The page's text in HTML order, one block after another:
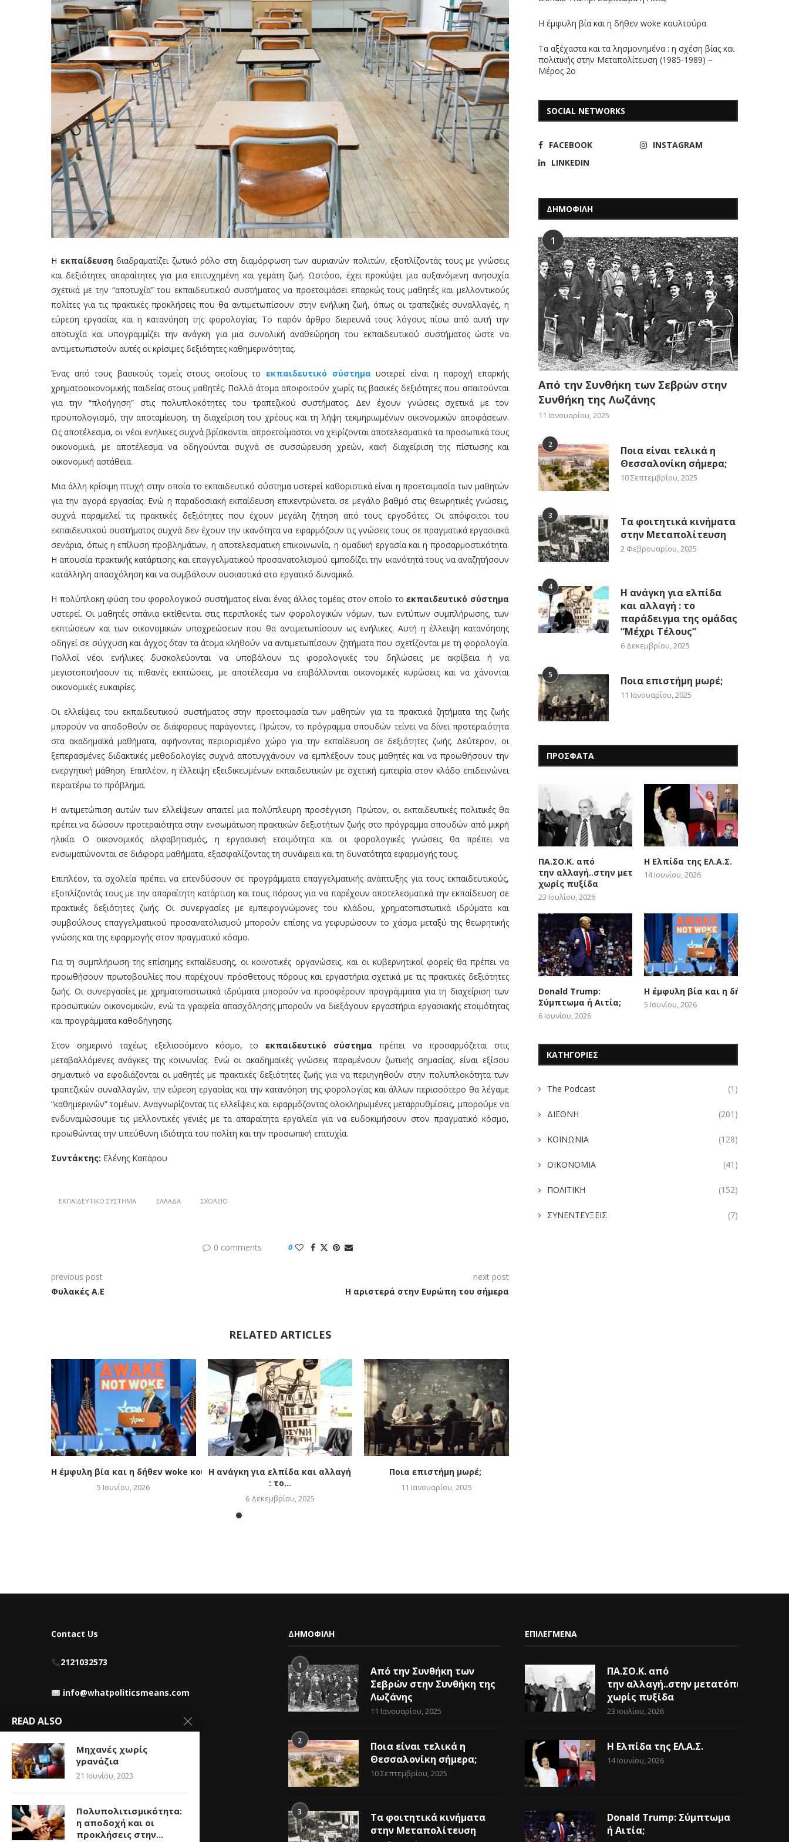
Η εκπαίδευσηδιαδραματίζει ζωτικό ρόλο στη διαμόρφωση των αυριανών πολιτών, εξοπλίζοντάς τους με γνώσεις
και δεξιότητες απαραίτητες για μια επιτυχημένη και γεμάτη ζωή. Ωστόσο, έχει προκύψει μια αυξανόμενη ανησυχία
σχετικά με την “αποτυχία” του εκπαιδευτικού συστήματος να προετοιμάσει επαρκώς τους μαθητές και μελλοντικούς
πολίτες για τις πρακτικές προκλήσεις που θα αντιμετωπίσουν στην ενήλικη ζωή, όπως οι τραπεζικές συναλλαγές, η
εύρεση εργασίας και η κατανόηση της φορολογίας. Το παρόν άρθρο διερευνά τους λόγους πίσω από αυτή την
αποτυχία και υπογραμμίζει την ανάγκη για μια συνολική αναθεώρηση του εκπαιδευτικού συστήματος ώστε να
αντιμετωπιστούν αυτές οι κρίσιμες δεξιότητες καθημερινότητας.
Ένας από τους βασικούς τομείς στους οποίους τοεκπαιδευτικό σύστημα υστερεί είναι η παροχή επαρκής
χρηματοοικονομικής παιδείας στους μαθητές. Πολλά άτομα αποφοιτούν χωρίς τις βασικές δεξιότητες που απαιτούνται
για την “πλοήγηση” στις πολυπλοκότητες του τραπεζικού συστήματος. Δεν έχουν γνώσεις σχετικά με τον
προϋπολογισμό, την αποταμίευση, τη διαχείριση του χρέους και τη λήψη τεκμηριωμένων οικονομικών αποφάσεων.
Ως αποτέλεσμα, οι νέοι ενήλικες συχνά βρίσκονται απροετοίμαστοι να χειρίζονται αποτελεσματικά τα προσωπικά τους
οικονομικά, με αποτέλεσμα να οδηγούνται συχνά σε συσσώρευση χρεών, κακή διαχείριση της πίστωσης και
οικονομική αστάθεια.
Μια άλλη κρίσιμη πτυχή στην οποία το εκπαιδευτικό σύστημα υστερεί καθοριστικά είναι η προετοιμασία των μαθητών
για την αγορά εργασίας. Ενώ η παραδοσιακή εκπαίδευση επικεντρώνεται σε μεγάλο βαθμό στις θεωρητικές γνώσεις,
συχνά παραμελεί τις πρακτικές δεξιότητες που έχουν μεγάλη ζήτηση από τους εργοδότες. Οι απόφοιτοι του
εκπαιδευτικού συστήματος συχνά δεν έχουν την ικανότητα να εφαρμόζουν τις γνώσεις τους σε πραγματικά εργασιακά
σενάρια, όπως η επίλυση προβλημάτων, η αποτελεσματική επικοινωνία, η ομαδική εργασία και η προσαρμοστικότητα.
Η απουσία πρακτικής κατάρτισης και επαγγελματικού προσανατολισμού εμποδίζει την ικανότητά τους να αναζητήσουν
κατάλληλη απασχόληση και να συμβάλουν ουσιαστικά στο εργατικό δυναμικό.
Η πολύπλοκη φύση του φορολογικού συστήματος είναι ένας άλλος τομέας στον οποίο το εκπαιδευτικό σύστημα
υστερεί. Οι μαθητές σπάνια εκτίθενται στις περιπλοκές των φορολογικών νόμων, των εντύπων συμπλήρωσης, των
εκπτώσεων και των οικονομικών υποχρεώσεων που θα αντιμετωπίσουν ως ενήλικες. Αυτή η έλλειψη κατανόησης
οδηγεί σε σύγχυση και άγχος όταν τα άτομα κληθούν να αντιμετωπίσουν ζητήματα που σχετίζονται με τη φορολογία.
Πολλοί νέοι ενήλικες δυσκολεύονται να υποβάλουν τις φορολογικές του δηλώσεις με ακρίβεια ή να
μεγιστοποιήσουν τις πιθανές εκπτώσεις, με αποτέλεσμα να επιβάλλονται οικονομικές κυρώσεις και να χάνονται
οικονομικές ευκαιρίες.
Οι ελλείψεις του εκπαιδευτικού συστήματος στην προετοιμασία των μαθητών για τα πρακτικά ζητήματα της ζωής
μπορούν να αποδοθούν σε διάφορους παράγοντες. Πρώτον, το πρόγραμμα σπουδών τείνει να δίνει προτεραιότητα
στα ακαδημαϊκά μαθήματα, αφήνοντας περιορισμένο χώρο για την εκπαίδευση σε δεξιότητες ζωής. Δεύτερον, οι
ξεπερασμένες διδακτικές μεθοδολογίες συχνά αποτυγχάνουν να εμπλέξουν τους μαθητές και να προωθήσουν την
ενεργητική μάθηση. Επιπλέον, η έλλειψη εξειδικευμένων εκπαιδευτικών με σχετική εμπειρία στον κλάδο επιδεινώνει
περαιτέρω το πρόβλημα.
Η αντιμετώπιση αυτών των ελλείψεων απαιτεί μια πολύπλευρη προσέγγιση. Πρώτον, οι εκπαιδευτικές πολιτικές θα
πρέπει να δώσουν προτεραιότητα στην ενσωμάτωση πρακτικών δεξιοτήτων ζωής στο πρόγραμμα σπουδών από μικρή
ηλικία. Ο οικονομικός αλφαβητισμός, η εργασιακή ετοιμότητα και οι φορολογικές γνώσεις θα πρέπει να
ενσωματώνονται σε διάφορα μαθήματα, εξασφαλίζοντας τη συνάφεια και τη δυνατότητα εφαρμογής τους.
Επιπλέον, τα σχολεία πρέπει να επενδύσουν σε προγράμματα επαγγελματικής ανάπτυξης για τους εκπαιδευτικούς,
εξοπλίζοντάς τους με την απαραίτητη κατάρτιση και τους πόρους για να παρέχουν αποτελεσματικά την εκπαίδευση σε
πρακτικές δεξιότητες ζωής. Οι συνεργασίες με εμπειρογνώμονες του κλάδου, χρηματοπιστωτικά ιδρύματα και
συμβούλους επαγγελματικού προσανατολισμού μπορούν επίσης να γεφυρώσουν το χάσμα μεταξύ της θεωρητικής
γνώσης και της εφαρμογής στον πραγματικό κόσμο.
Για τη συμπλήρωση της επίσημης εκπαίδευσης, οι κοινοτικές οργανώσεις, και οι κυβερνητικοί φορείς θα πρέπει να
προωθήσουν πρωτοβουλίες που παρέχουν πρόσθετους πόρους και εργαστήρια σχετικά με τις πρακτικές δεξιότητες
ζωής. Οι συνεργασίες με χρηματοπιστωτικά ιδρύματα μπορούν να προσφέρουν προγράμματα για τη διαχείριση των
προσωπικών οικονομικών, ενώ τα γραφεία απασχόλησης μπορούν να διεξάγουν εργαστήρια εργασιακής ετοιμότητας
και προγράμματα καθοδήγησης.
Στον σημερινό ταχέως εξελισσόμενο κόσμο, τοεκπαιδευτικό σύστημα πρέπει να προσαρμόζεται στις
μεταβαλλόμενες ανάγκες της κοινωνίας. Ενώ οι ακαδημαϊκές γνώσεις παραμένουν ζωτικής σημασίας, είναι εξίσου
σημαντικό να εφοδιάζονται οι μαθητές με πρακτικές δεξιότητες ζωής για να περιηγηθούν στην πολυπλοκότητα των
τραπεζικών συναλλαγών, την εύρεση εργασίας και την κατανόηση της φορολογίας και άλλων περισσότερο θα λέγαμε
“καθημερινών” τομέων. Αναγνωρίζοντας τις ελλείψεις και εφαρμόζοντας ολοκληρωμένες μεταρρυθμίσεις, μπορούμε να
ενδυναμώσουμε τις μελλοντικές γενιές με τα απαραίτητα εργαλεία για να ευδοκιμήσουν στον πραγματικό κόσμο,
προωθώντας την υπεύθυνη ιδιότητα του πολίτη και την προσωπική επιτυχία.
Συντάκτης: Ελένης Καπάρου
ΕΚΠΑΙΔΕΥΤΙΚΌ ΣΎΣΤΗΜΑ ΕΛΛΆΔΑ ΣΧΟΛΕΊΟ
0 comments 0
previous post
Φυλακές Α.Ε
next post
Η αριστερά στην Ευρώπη του σήμερα
RELATED ARTICLES
Η έμφυλη βία και η δήθεν woke κουλτούρα
5 Ιουνίου, 2026
Η ανάγκη για ελπίδα και αλλαγή
: το...
6 Δεκεμβρίου, 2025
Ποια επιστήμη μωρέ;
11 Ιανουαρίου, 2025
Η έμφυλη βία και η δήθεν woke κουλτούρα
Τα αξέχαστα και τα λησμονημένα : η σχέση βίας και
πολιτικής στην Μεταπολίτευση (1985-1989) –
Μέρος 2ο
SOCIAL NETWORKS
FACEBOOK
INSTAGRAM
LINKEDIN
ΔΗΜΟΦΙΛΗ
1
Από την Συνθήκη των Σεβρών στην
Συνθήκη της Λωζάνης
11 Ιανουαρίου, 2025
2
Ποια είναι τελικά η
Θεσσαλονίκη σήμερα;
10 Σεπτεμβρίου, 2025
3
Τα φοιτητικά κινήματα
στην Μεταπολίτευση
2 Φεβρουαρίου, 2025
4
Η ανάγκη για ελπίδα
και αλλαγή : το
παράδειγμα της ομάδας
“Μέχρι Τέλους”
6 Δεκεμβρίου, 2025
5 Ποια επιστήμη μωρέ;
11 Ιανουαρίου, 2025
ΠΡΟΣΦΑΤΑ
ΠΑ.ΣΟ.Κ. από
την αλλαγή..στην μετατόπιση
χωρίς πυξίδα
23 Ιουλίου, 2026
Η Ελπίδα της ΕΛ.Α.Σ.
14 Ιουνίου, 2026
Donald Trump:
Σύμπτωμα ή Αιτία;
6 Ιουνίου, 2026
Η έμφυλη βία και η δήθεν woke
5 Ιουνίου, 2026
ΚΑΤΗΓΟΡΙΕΣ
The Podcast (1)
ΔΙΕΘΝΗ (201)
ΚΟΙΝΩΝΙΑ (128)
ΟΙΚΟΝΟΜΙΑ (41)
ΠΟΛΙΤΙΚΗ (152)
ΣΥΝΕΝΤΕΥΞΕΙΣ (7)
Contact Us
2121032573
info@whatpoliticsmeans.com
ΔΗΜΟΦΙΛΗ
1
Από την Συνθήκη των
Σεβρών στην Συνθήκη της
Λωζάνης
11 Ιανουαρίου, 2025
2
Ποια είναι τελικά η
Θεσσαλονίκη σήμερα;
10 Σεπτεμβρίου, 2025
3
Τα φοιτητικά κινήματα
στην Μεταπολίτευση
ΕΠΙΛΕΓΜΕΝΑ
ΠΑ.ΣΟ.Κ. από
την αλλαγή..στην μετατόπιση
χωρίς πυξίδα
23 Ιουλίου, 2026
Η Ελπίδα της ΕΛ.Α.Σ.
14 Ιουνίου, 2026
Donald Trump: Σύμπτωμα
ή Αιτία;
READ ALSO
Μηχανές χωρίς
γρανάζια
21 Ιουνίου, 2023
Πολυπολιτισμικότητα:
η αποδοχή και οι
προκλήσεις στην...